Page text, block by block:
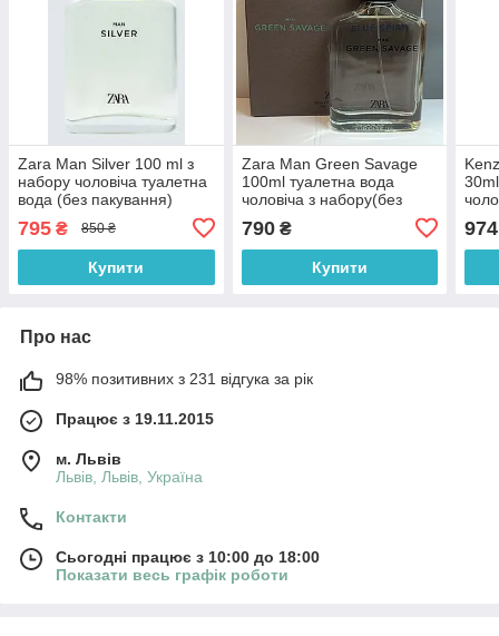
Zara Man Silver 100 ml з
набору чоловіча туалетна
вода (без пакування)
(оригінал оригінал Іспанія)
795 ₴ 850 ₴
Купити
Zara Man Green Savage
100ml туалетна вода
чоловіча з набору(без
оригінал Іспанія)
790₴
Купити
974
Про нас
98% позитивних з 231 відгука за рік
Працює з 19.11.2015
м. Львів
Львів, Львів, Україна
Контакти
Сьогодні працює з 10:00 до 18:00
Показати весь графік роботи